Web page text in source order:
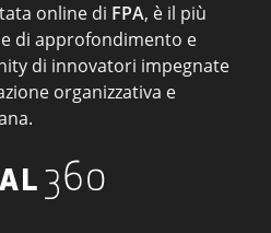
online di FPA, è il più
di approfondimento e
di innovatori impegnate
organizzativa e